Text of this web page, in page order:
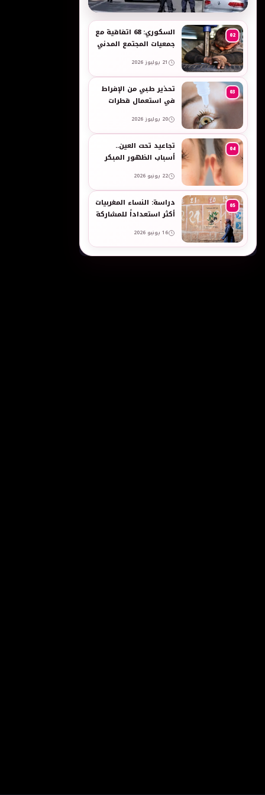
به
02
السكوري: 68 اتفاقية مع
جمعيات المجتمع المدني
والنساء في العمل
21 يوليوز 2026
03
تحذير طبي من الإفراط
في استعمال قطرات
المضيقة للأوعية
20 يوليوز 2026
04
تجاعيد تحت العين..
أسباب الظهور المبكر
بالبشرة الحساسة -
taroudant press
22 يونيو 2026
05
دراسة: النساء المغربيات
أكثر استعداداً للمشاركة
بالرجال
16 يونيو 2026